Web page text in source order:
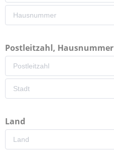
Postleitzahl, Hausnummer
Land